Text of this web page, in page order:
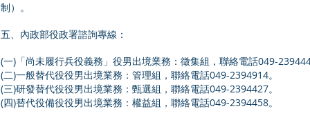
制）。
五、內政部役政署諮詢專線：
(一)「尚未履行兵役義務」役男出境業務：徵集組，聯絡電話049-
(二)一般替代役役男出境業務：管理組，聯絡電話049-2394914。
(三)研發替代役役男出境業務：甄選組，聯絡電話049-2394427。
(四)替代役備役役男出境業務：權益組，聯絡電話049-2394458。